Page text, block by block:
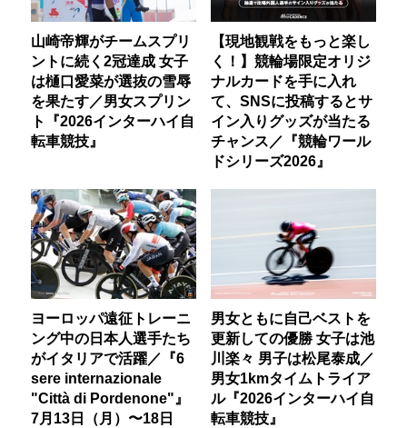
山崎帝輝がチームスプリ
ントに続く2冠達成 女子
は樋口愛菜が選抜の雪辱
を果たす／男女スプリン
ト『2026インターハイ自
転車競技』
【現地観戦をもっと楽し
く！】競輪場限定オリジ
ナルカードを手に入れ
て、SNSに投稿するとサ
イン入りグッズが当たる
チャンス／『競輪ワール
ドシリーズ2026』
ヨーロッパ遠征トレーニ
ング中の日本人選手たち
がイタリアで活躍／『6
sere internazionale
"Città di Pordenone"』
7月13日（月）〜18日
男女ともに自己ベストを
更新しての優勝 女子は池
川楽々 男子は松尾泰成／
男女1kmタイムトライア
ル『2026インターハイ自
転車競技』